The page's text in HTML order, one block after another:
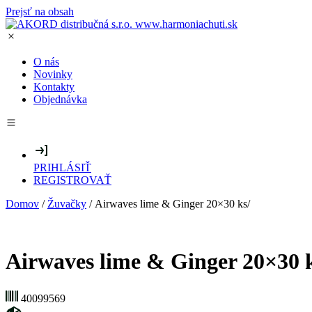
Prejsť na obsah
O nás
Novinky
Kontakty
Objednávka
PRIHLÁSIŤ
REGISTROVAŤ
Domov / Žuvačky / Airwaves lime & Ginger 20×30 ks/
Airwaves lime & Ginger 20×30
40099569